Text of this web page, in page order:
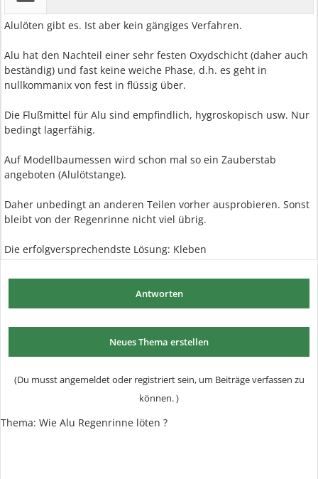
Alulöten gibt es. Ist aber kein gängiges Verfahren.
Alu hat den Nachteil einer sehr festen Oxydschicht (daher auch
beständig) und fast keine weiche Phase, d.h. es geht in
nullkommanix von fest in flüssig über.
Die Flußmittel für Alu sind empfindlich, hygroskopisch usw. Nur
bedingt lagerfähig.
Auf Modellbaumessen wird schon mal so ein Zauberstab
angeboten (Alulötstange).
Daher unbedingt an anderen Teilen vorher ausprobieren. Sonst
bleibt von der Regenrinne nicht viel übrig.
Die erfolgversprechendste Lösung: Kleben
Antworten
Neues Thema erstellen
(Du musst angemeldet oder registriert sein, um Beiträge verfassen zu
können. )
Thema: Wie Alu Regenrinne löten ?